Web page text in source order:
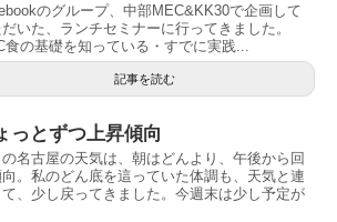
のグループ、中部MEC&KK30で企画して
いた、ランチセミナーに行ってきました。
食の基礎を知っている・すでに実践...
記事を読む
っとずつ上昇傾向
名古屋の天気は、朝はどんより、午後から回
。私のどん底を這っていた体調も、天気と連
、少し戻ってきました。今週末は少し予定が